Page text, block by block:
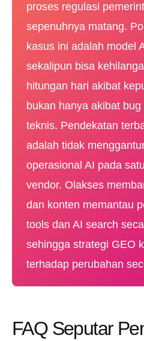
proses regulasi
sepenuhnya matang.
kasus ini adalah model
sekalipun bisa
hitungan hari akibat
bukan hanya akibat
teknis. Pendekatan
adalah tidak
operasional AI pada
vendor. Olakses
dan konten memantau
tools dan AI search
sehingga strategi GEO
terhadap perubahan
FAQ Seputar